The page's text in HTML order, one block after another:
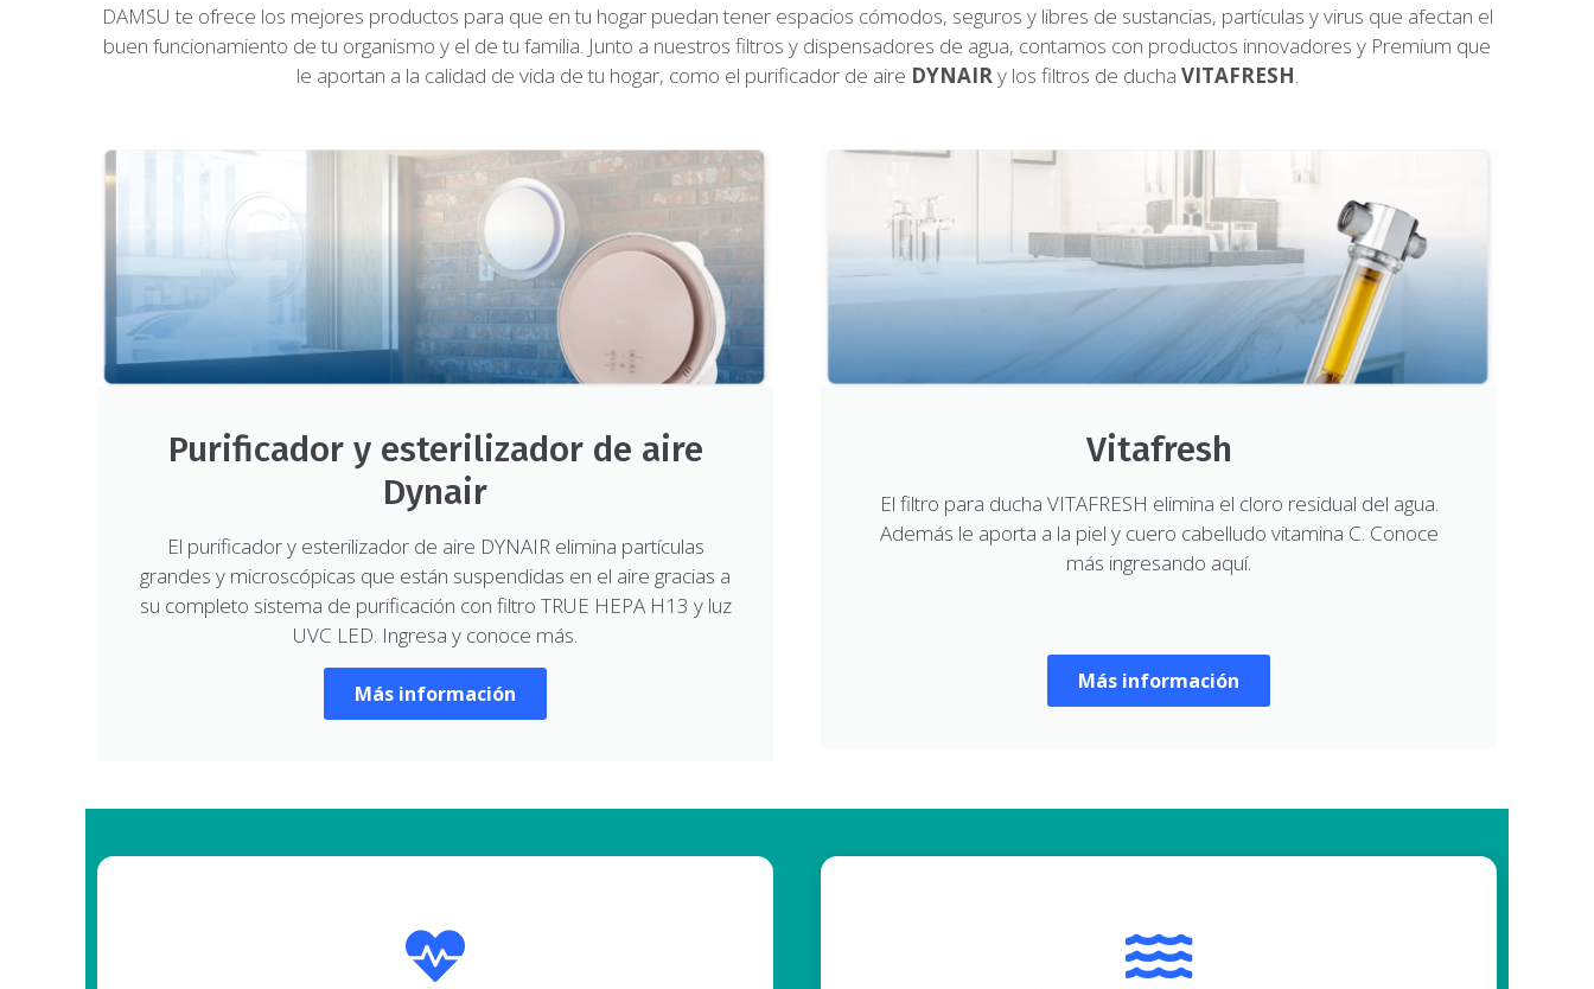
DAMSU te ofrece los mejores productos para que en tu hogar puedan tener espacios cómodos, seguros y libres de sustancias, partículas y virus que afectan el
buen funcionamiento de tu organismo y el de tu familia. Junto a nuestros filtros y dispensadores de agua, contamos con productos innovadores y Premium que
le aportan a la calidad de vida de tu hogar, como el purificador de aire DYNAIRy los filtros de ducha VITAFRESH.
Purificador y esterilizador de aire
Dynair
El purificador y esterilizador de aire DYNAIR elimina partículas
grandes y microscópicas que están suspendidas en el aire gracias a
su completo sistema de purificación con filtro TRUE HEPA H13 y luz
UVC LED. Ingresa y conoce más.
Más información
Vitafresh
El filtro para ducha VITAFRESH elimina el cloro residual del agua.
Además le aporta a la piel y cuero cabelludo vitamina C. Conoce
más ingresando aquí.
Más información
pureza.
Regulan el PH de tu cuerpo. Ayudan a desintoxicar tu organismo.
Neutralizan los ácidos de tu cuerpo y eliminas toxinas. Mejoran tu